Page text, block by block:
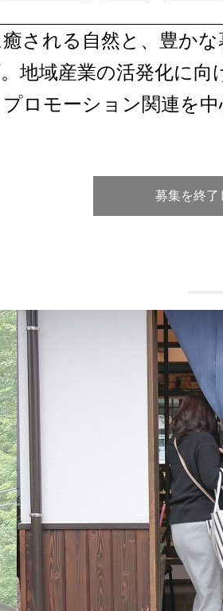
される自然と、豊か
地域産業の活発化に
ロモーション関連を
募集を終了